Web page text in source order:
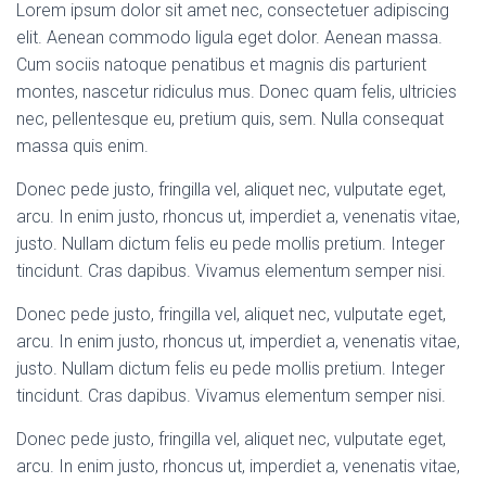
Lorem ipsum dolor sit amet nec, consectetuer adipiscing
elit. Aenean commodo ligula eget dolor. Aenean massa.
Cum sociis natoque penatibus et magnis dis parturient
montes, nascetur ridiculus mus. Donec quam felis, ultricies
nec, pellentesque eu, pretium quis, sem. Nulla consequat
massa quis enim.
Donec pede justo, fringilla vel, aliquet nec, vulputate eget,
arcu. In enim justo, rhoncus ut, imperdiet a, venenatis vitae,
justo. Nullam dictum felis eu pede mollis pretium. Integer
tincidunt. Cras dapibus. Vivamus elementum semper nisi.
Donec pede justo, fringilla vel, aliquet nec, vulputate eget,
arcu. In enim justo, rhoncus ut, imperdiet a, venenatis vitae,
justo. Nullam dictum felis eu pede mollis pretium. Integer
tincidunt. Cras dapibus. Vivamus elementum semper nisi.
Donec pede justo, fringilla vel, aliquet nec, vulputate eget,
arcu. In enim justo, rhoncus ut, imperdiet a, venenatis vitae,